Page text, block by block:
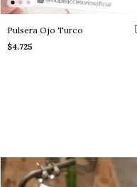
Pulsera Ojo Turco
$4.725